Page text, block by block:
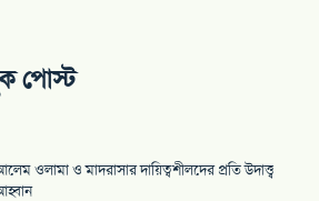
পোস্ট
ওলামা ও মাদরাসার দায়িত্বশীলদের প্রতি উদাত্ত্ব